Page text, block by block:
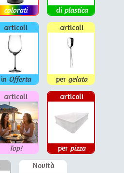
colorati di plastica
articoli
in Offerta
articoli
per gelato
articoli
Top!
articoli
per pizza
Novità